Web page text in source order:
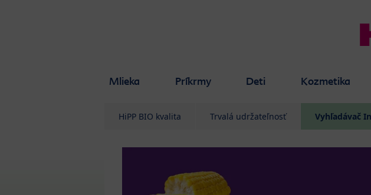
Mlieka Príkrmy Deti Kozmetika
HiPP BIO kvalita Trvalá udržateľnosť Vyhľadávač